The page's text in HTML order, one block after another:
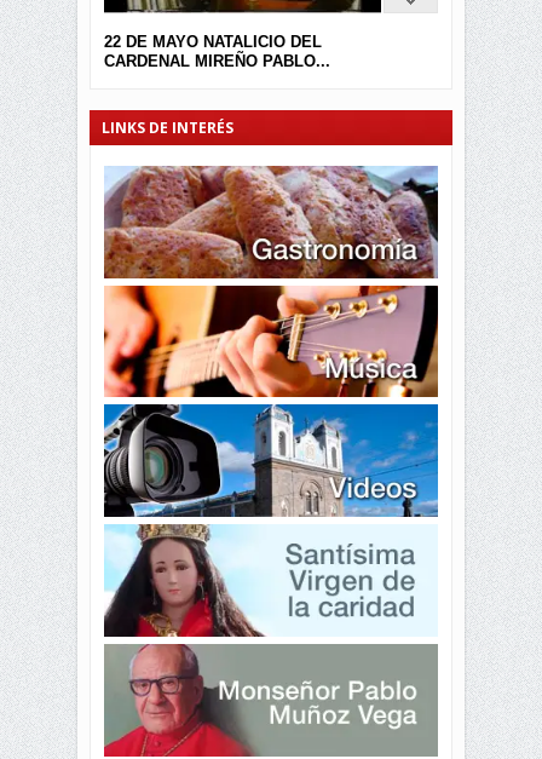
22 DE MAYO NATALICIO DEL
CARDENAL MIREÑO PABLO...
LINKS DE INTERÉS